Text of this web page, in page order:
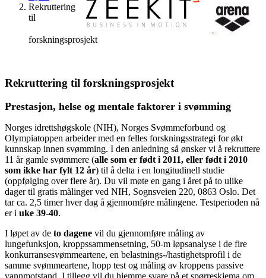
Rekruttering
til
forskningsprosjekt
Rekruttering til forskningsprosjekt
Prestasjon, helse og mentale faktorer i svømming
Norges idrettshøgskole (NIH), Norges Svømmeforbund og
Olympiatoppen arbeider med en felles forskningsstrategi for økt
kunnskap innen svømming. I den anledning så ønsker vi å rekruttere
11 år gamle svømmere (alle som er født i 2011, eller født i 2010
som ikke har fylt 12 år) til å delta i en longitudinell studie
(oppfølging over flere år). Du vil møte en gang i året på to ulike
dager til gratis målinger ved NIH, Sognsveien 220, 0863 Oslo. Det
tar ca. 2,5 timer hver dag å gjennomføre målingene. Testperioden nå
er i uke 39-40.
I løpet av de to dagene vil du gjennomføre måling av
lungefunksjon, kroppssammensetning, 50-m løpsanalyse i de fire
konkurransesvømmeartene, en belastnings-/hastighetsprofil i de
samme svømmeartene, hopp test og måling av kroppens passive